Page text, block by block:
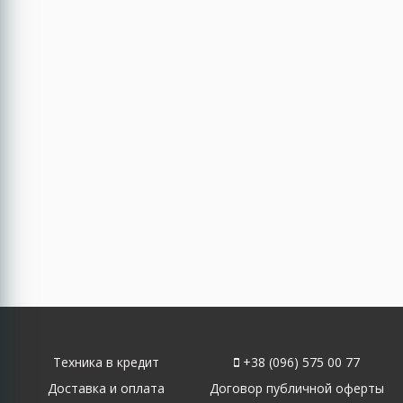
Техника в кредит
Доставка и оплата
+38 (096) 575 00 77
Договор публичной оферты